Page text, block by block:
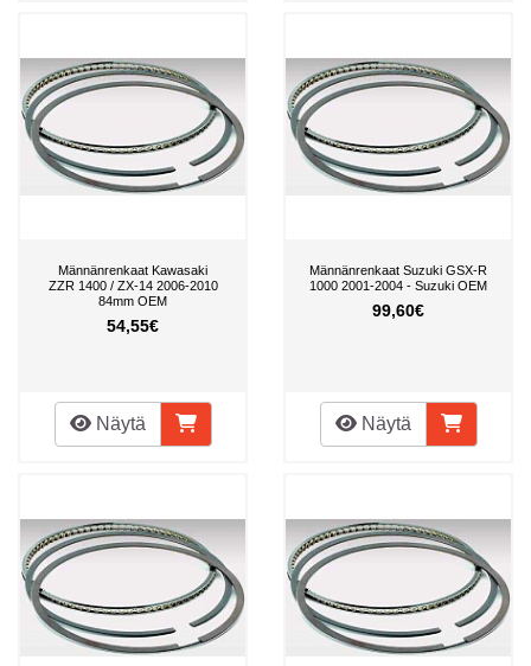
Männänrenkaat Kawasaki
ZZR 1400 / ZX-14 2006-2010
84mm OEM
54,55€
Näytä
Männänrenkaat Suzuki GSX-R
1000 2001-2004 - Suzuki OEM
99,60€
Näytä